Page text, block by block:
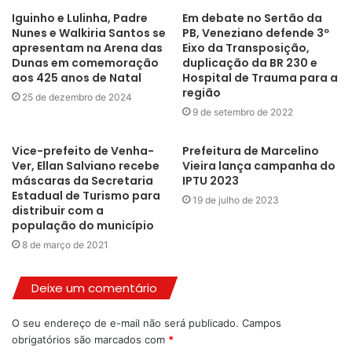
governo chega junto para fortalecer a FINECAP, que já se
consagra como um dos maiores eventos culturais, turísticos e
de negócios do nosso Rio Grande do Norte. Estamos
garantindo uma presença robusta da segurança pública, com
reforço das diárias operacionais, Patrulha Maria da Penha e
possam aproveitar com tranquilidade. Além disso, apoiamos a
realização do evento por meio da Lei Câmara Cascudo e do
programa Nota Potiguar, incentivando nossa cultura e
movimentando a economia criativa. A FINECAP de 2025 será
ainda mais potente, inclusiva e transformadora, gerando
oportunidades e fortalecendo a renda do nosso povo.”
Fortalecimento da economia
O secretário Cadu Xavier reforçou o comprometimento do
Iguinho e Lulinha, Padre
Nunes e Walkiria Santos se
apresentam na Arena das
Dunas em comemoração
aos 425 anos de Natal
25 de dezembro de 2024
Em debate no Sertão da
PB, Veneziano defende 3º
Eixo da Transposição,
duplicação da BR 230 e
Hospital de Trauma para a
região
9 de setembro de 2022
Vice-prefeito de Venha-
Ver, Ellan Salviano recebe
máscaras da Secretaria
Estadual de Turismo para
distribuir com a
população do município
8 de março de 2021
Prefeitura de Marcelino
Vieira lança campanha do
IPTU 2023
19 de julho de 2023
Deixe um comentário
O seu endereço de e-mail não será publicado. Campos
obrigatórios são marcados com *